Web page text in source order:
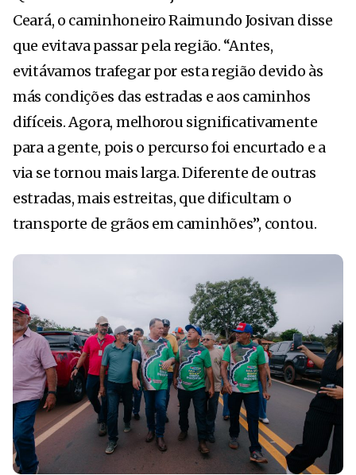
Ceará, o caminhoneiro Raimundo Josivan disse
que evitava passar pela região. “Antes,
evitávamos trafegar por esta região devido às
más condições das estradas e aos caminhos
difíceis. Agora, melhorou significativamente
para a gente, pois o percurso foi encurtado e a
via se tornou mais larga. Diferente de outras
estradas, mais estreitas, que dificultam o
transporte de grãos em caminhões”, contou.